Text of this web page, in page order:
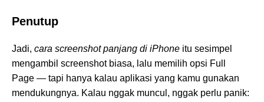
Penutup
Jadi, cara screenshot panjang di iPhone itu sesimpel
mengambil screenshot biasa, lalu memilih opsi Full
Page — tapi hanya kalau aplikasi yang kamu gunakan
mendukungnya. Kalau nggak muncul, nggak perlu panik: